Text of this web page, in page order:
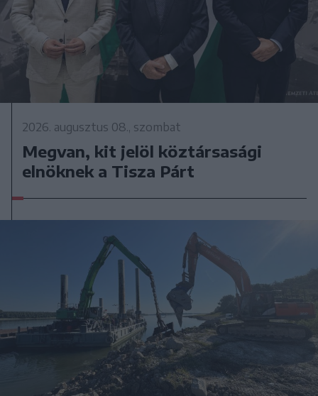
2026. augusztus 08., szombat
Megvan, kit jelöl köztársasági
elnöknek a Tisza Párt